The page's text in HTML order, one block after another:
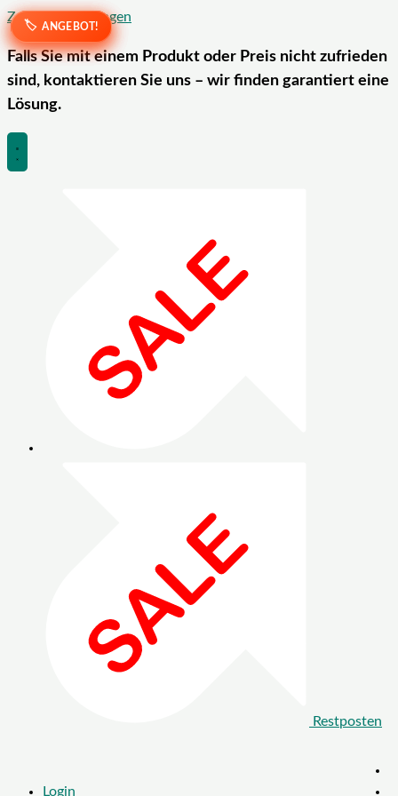
Zum Inhalt springen
Falls Sie mit einem Produkt oder Preis nicht zufrieden
sind, kontaktieren Sie uns – wir finden garantiert eine
Lösung.
Restposten
Login
ANGEBOT!
ANGEBOT!
ANGEBOT!
ANGEBOT!